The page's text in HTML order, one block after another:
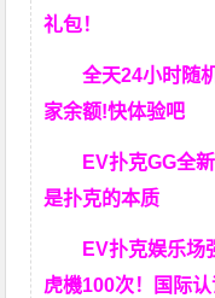
礼包！
全天24小时随
家余额!快体验吧
EV扑克GG全
是扑克的本质
EV扑克娱乐场
虎機100次！国际认